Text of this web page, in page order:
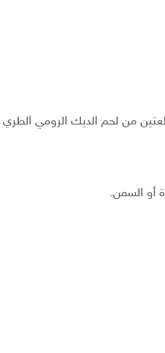
من لحم الديك الرومي
أو السمن.